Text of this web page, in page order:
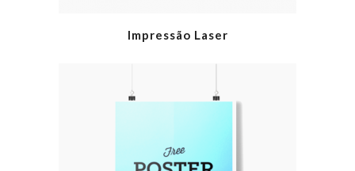
Impressão Laser